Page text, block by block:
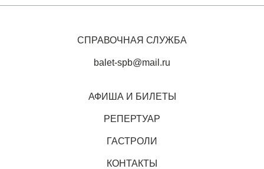
АФИША И БИЛЕТЫ
РЕПЕРТУАР
ГАСТРОЛИ
КОНТАКТЫ
СПРАВОЧНАЯ СЛУЖБА
balet-spb@mail.ru